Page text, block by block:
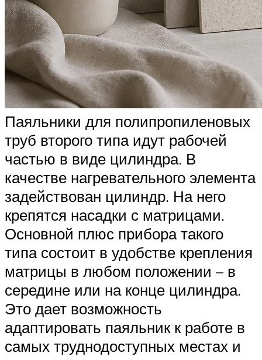
Паяльники для полипропиленовых
труб второго типа идут рабочей
частью в виде цилиндра. В
качестве нагревательного элемента
задействован цилиндр. На него
крепятся насадки с матрицами.
Основной плюс прибора такого
типа состоит в удобстве крепления
матрицы в любом положении – в
середине или на конце цилиндра.
Это дает возможность
адаптировать паяльник к работе в
самых труднодоступных местах и